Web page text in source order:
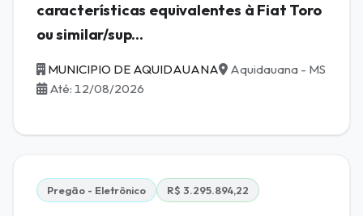
características equivalentes à Fiat Toro
ou similar/sup...
MUNICIPIO DE AQUIDAUANA
Aquidauana - MS
Até: 12/08/2026
Pregão - Eletrônico R$ 3.295.894,22